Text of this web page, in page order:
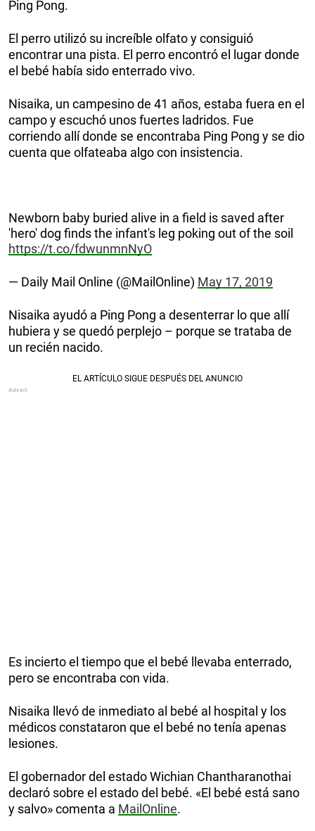
Ping Pong.
El perro utilizó su increíble olfato y consiguió
encontrar una pista. El perro encontró el lugar donde
el bebé había sido enterrado vivo.
Nisaika, un campesino de 41 años, estaba fuera en el
campo y escuchó unos fuertes ladridos. Fue
corriendo allí donde se encontraba Ping Pong y se dio
cuenta que olfateaba algo con insistencia.
Newborn baby buried alive in a field is saved after
'hero' dog finds the infant's leg poking out of the soil
https://t.co/fdwunmnNyO
— Daily Mail Online (@MailOnline) May 17, 2019
Nisaika ayudó a Ping Pong a desenterrar lo que allí
hubiera y se quedó perplejo – porque se trataba de
un recién nacido.
Es incierto el tiempo que el bebé llevaba enterrado,
pero se encontraba con vida.
Nisaika llevó de inmediato al bebé al hospital y los
médicos constataron que el bebé no tenía apenas
lesiones.
El gobernador del estado Wichian Chantharanothai
declaró sobre el estado del bebé. «El bebé está sano
y salvo» comenta a MailOnline.